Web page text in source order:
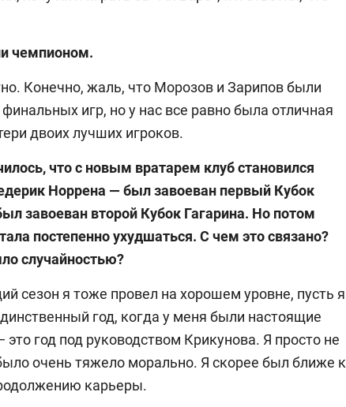
чемпионом.
Конечно, жаль, что Морозов и Зарипов были
игр, но у нас все равно была отличная
двоих лучших игроков.
что с новым вратарем клуб становился
Норрена — был завоеван первый Кубок
завоеван второй Кубок Гагарина. Но потом
постепенно ухудшаться. С чем это связано?
случайностью?
сезон я тоже провел на хорошем уровне, пусть я
год, когда у меня были настоящие
год под руководством Крикунова. Я просто не
очень тяжело морально. Я скорее был ближе к
карьеры.